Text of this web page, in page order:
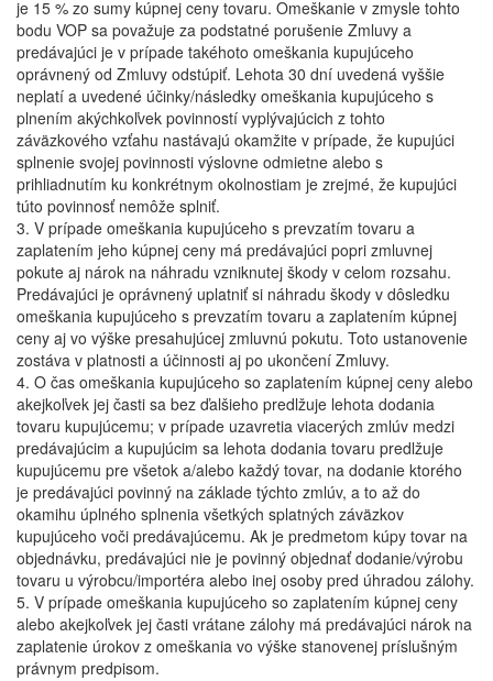
je 15 % zo sumy kúpnej ceny tovaru. Omeškanie v zmysle tohto
bodu VOP sa považuje za podstatné porušenie Zmluvy a
predávajúci je v prípade takéhoto omeškania kupujúceho
oprávnený od Zmluvy odstúpiť. Lehota 30 dní uvedená vyššie
neplatí a uvedené účinky/následky omeškania kupujúceho s
plnením akýchkoľvek povinností vyplývajúcich z tohto
záväzkového vzťahu nastávajú okamžite v prípade, že kupujúci
splnenie svojej povinnosti výslovne odmietne alebo s
prihliadnutím ku konkrétnym okolnostiam je zrejmé, že kupujúci
túto povinnosť nemôže splniť.
3. V prípade omeškania kupujúceho s prevzatím tovaru a
zaplatením jeho kúpnej ceny má predávajúci popri zmluvnej
pokute aj nárok na náhradu vzniknutej škody v celom rozsahu.
Predávajúci je oprávnený uplatniť si náhradu škody v dôsledku
omeškania kupujúceho s prevzatím tovaru a zaplatením kúpnej
ceny aj vo výške presahujúcej zmluvnú pokutu. Toto ustanovenie
zostáva v platnosti a účinnosti aj po ukončení Zmluvy.
4. O čas omeškania kupujúceho so zaplatením kúpnej ceny alebo
akejkoľvek jej časti sa bez ďalšieho predlžuje lehota dodania
tovaru kupujúcemu; v prípade uzavretia viacerých zmlúv medzi
predávajúcim a kupujúcim sa lehota dodania tovaru predlžuje
kupujúcemu pre všetok a/alebo každý tovar, na dodanie ktorého
je predávajúci povinný na základe týchto zmlúv, a to až do
okamihu úplného splnenia všetkých splatných záväzkov
kupujúceho voči predávajúcemu. Ak je predmetom kúpy tovar na
objednávku, predávajúci nie je povinný objednať dodanie/výrobu
tovaru u výrobcu/importéra alebo inej osoby pred úhradou zálohy.
5. V prípade omeškania kupujúceho so zaplatením kúpnej ceny
alebo akejkoľvek jej časti vrátane zálohy má predávajúci nárok na
zaplatenie úrokov z omeškania vo výške stanovenej príslušným
právnym predpisom.